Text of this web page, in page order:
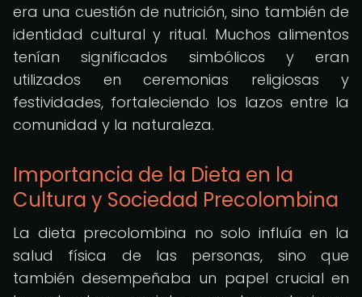
era una cuestión de nutrición, sino también de
identidad cultural y ritual. Muchos alimentos
tenían significados simbólicos y eran
utilizados en ceremonias religiosas y
festividades, fortaleciendo los lazos entre la
comunidad y la naturaleza.
Importancia de la Dieta en la
Cultura y Sociedad Precolombina
La dieta precolombina no solo influía en la
salud física de las personas, sino que
también desempeñaba un papel crucial en